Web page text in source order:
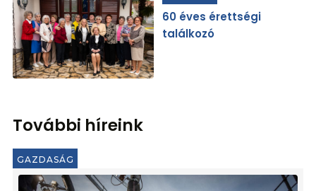
60 éves érettségi
találkozó
További híreink
GAZDASÁG